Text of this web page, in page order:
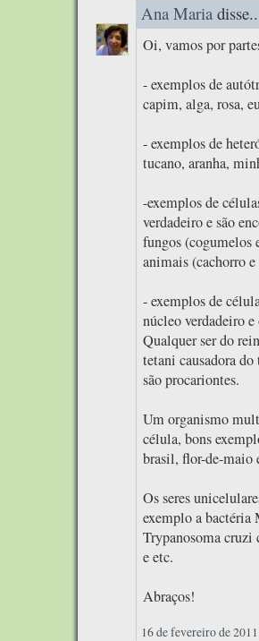
Ana Maria
Oi, vamos por
- exemplos de
capim, alga, rosa,
- exemplos de
tucano, aranha,
-exemplos de
verdadeiro e são
fungos (cogumelos
animais (cachorro
- exemplos de
núcleo verdadeiro
Qualquer ser do
tetani causadora
são procariontes.
Um organismo
célula, bons
brasil, flor-de-maio
Os seres
exemplo a bactéria
Trypanosoma cruzi
e etc.
Abraços!
16 de fevereiro de